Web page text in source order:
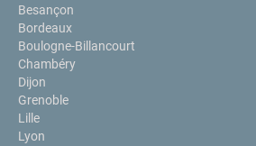
Besançon
Bordeaux
Boulogne-Billancourt
Chambéry
Dijon
Grenoble
Lille
Lyon